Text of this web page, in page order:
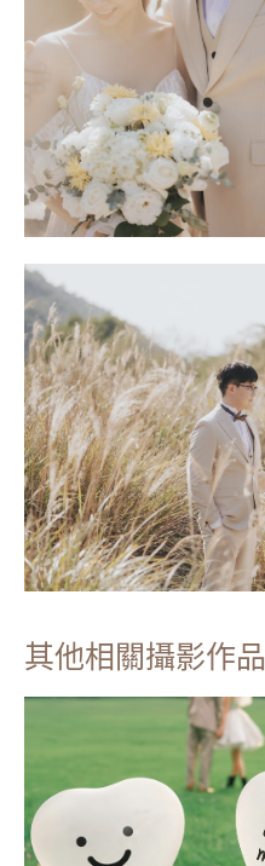
其他相關攝影作品